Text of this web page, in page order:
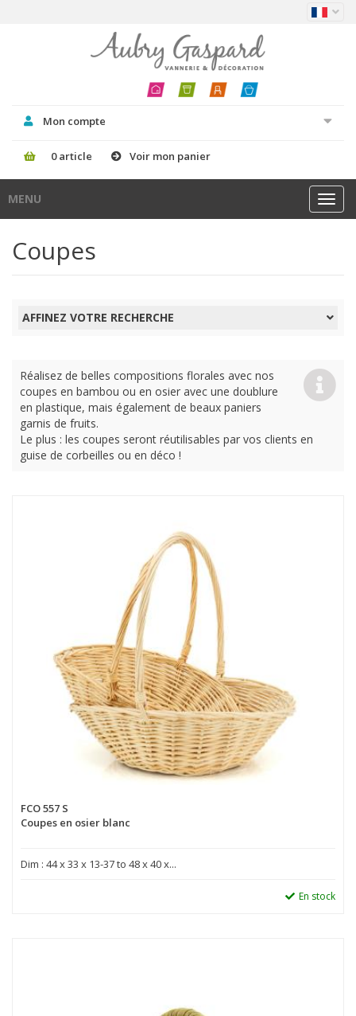
Mon compte
0 article Voir mon panier
MENU
Coupes
AFFINEZ VOTRE RECHERCHE
Réalisez de belles compositions florales avec nos
coupes en bambou ou en osier avec une doublure
en plastique, mais également de beaux paniers
garnis de fruits.
Le plus : les coupes seront réutilisables par vos clients en
guise de corbeilles ou en déco !
FCO 557 S
Coupes en osier blanc
Dim : 44 x 33 x 13-37 to 48 x 40 x...
En stock